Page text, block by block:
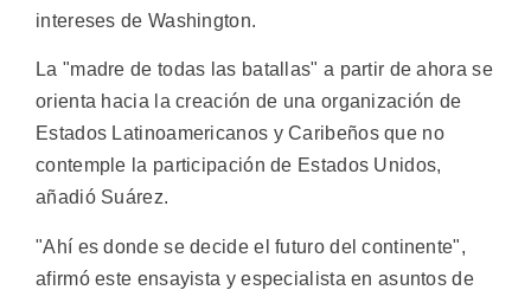
intereses de Washington.
La "madre de todas las batallas" a partir de ahora se
orienta hacia la creación de una organización de
Estados Latinoamericanos y Caribeños que no
contemple la participación de Estados Unidos,
añadió Suárez.
"Ahí es donde se decide el futuro del continente",
afirmó este ensayista y especialista en asuntos de